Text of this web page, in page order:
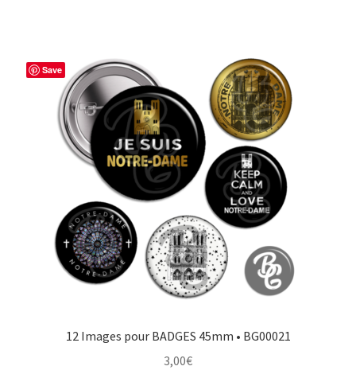
Save
12 Images pour BADGES 45mm • BG00021
3,00€